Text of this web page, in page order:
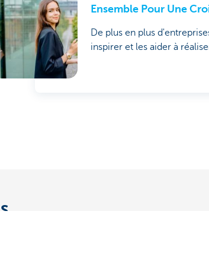
Ensemble Pour Une
De plus en plus
inspirer et les aider à